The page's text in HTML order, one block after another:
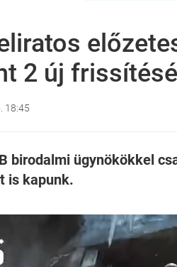
2 új
18:45
birodalmi ügynökökkel
is kapunk.